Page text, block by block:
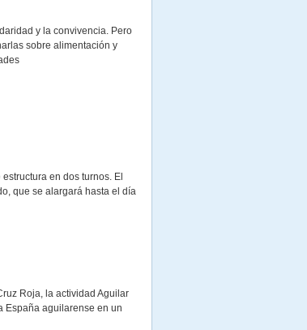
y la convivencia. Pero
sobre alimentación y
en dos turnos. El
que se alargará hasta el día
Roja, la actividad Aguilar
España aguilarense en un